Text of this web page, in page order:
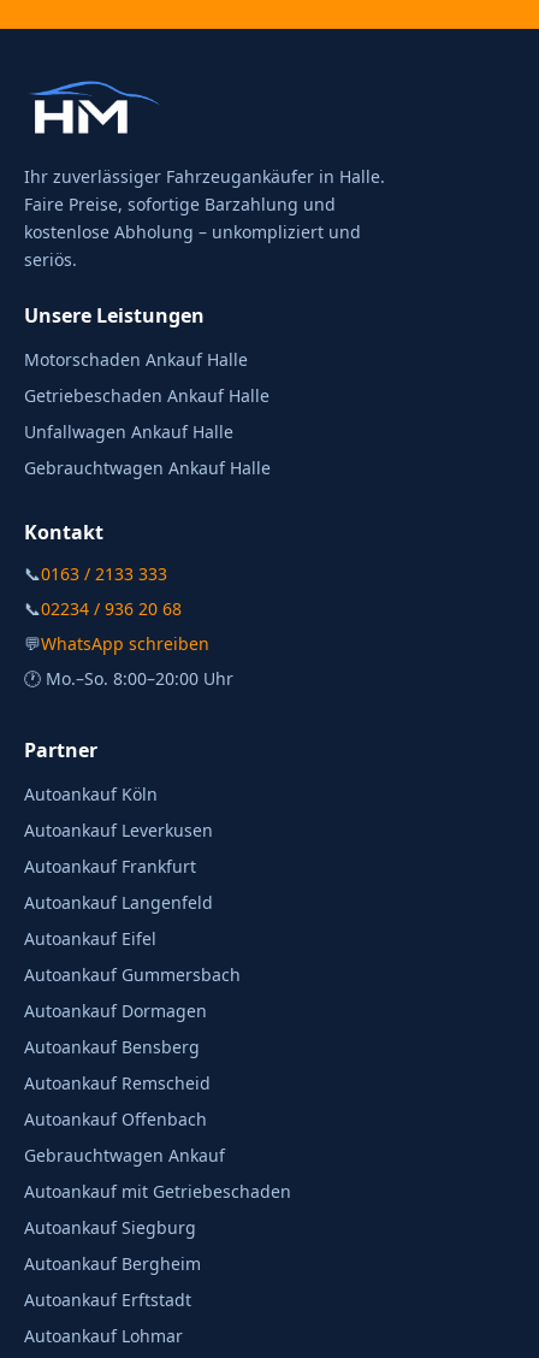
Ihr zuverlässiger Fahrzeugankäufer in Halle.
Faire Preise, sofortige Barzahlung und
kostenlose Abholung – unkompliziert und
seriös.
Unsere Leistungen
Motorschaden Ankauf Halle
Getriebeschaden Ankauf Halle
Unfallwagen Ankauf Halle
Gebrauchtwagen Ankauf Halle
Kontakt
📞0163 / 2133 333
📞02234 / 936 20 68
💬WhatsApp schreiben
🕐 Mo.–So. 8:00–20:00 Uhr
Partner
Autoankauf Köln
Autoankauf Leverkusen
Autoankauf Frankfurt
Autoankauf Langenfeld
Autoankauf Eifel
Autoankauf Gummersbach
Autoankauf Dormagen
Autoankauf Bensberg
Autoankauf Remscheid
Autoankauf Offenbach
Gebrauchtwagen Ankauf
Autoankauf mit Getriebeschaden
Autoankauf Siegburg
Autoankauf Bergheim
Autoankauf Erftstadt
Autoankauf Lohmar